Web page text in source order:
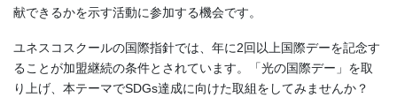
献できるかを示す活動に参加する機会です。
ユネスコスクールの国際指針では、年に2回以上国際デーを記念す
ることが加盟継続の条件とされています。「光の国際デー」を取
り上げ、本テーマでSDGs達成に向けた取組をしてみませんか？